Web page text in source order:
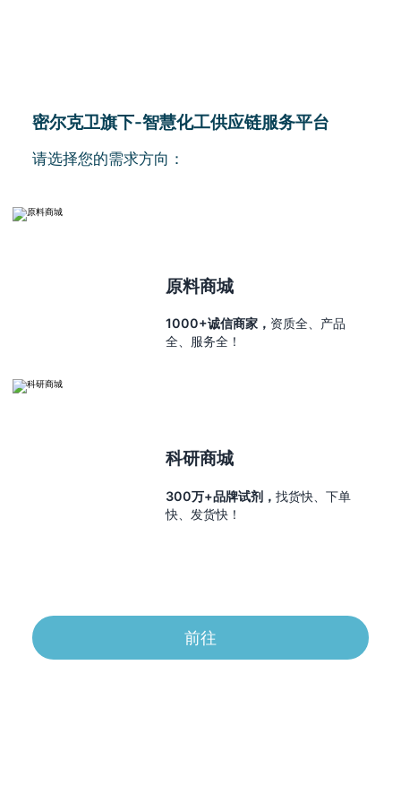
密尔克卫旗下-智慧化工供应链服务平台
请选择您的需求方向：
原料商城
1000+诚信商家， 资质全、产品
全、服务全！
科研商城
300万+品牌试剂，找货快、下单
快、发货快！
前往